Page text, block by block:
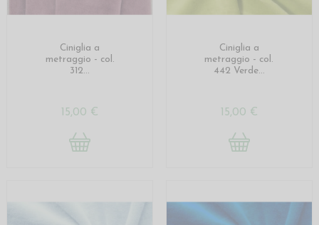
Ciniglia a
metraggio - col.
312...
15,00 €
Ciniglia a
metraggio - col.
442 Verde...
15,00 €